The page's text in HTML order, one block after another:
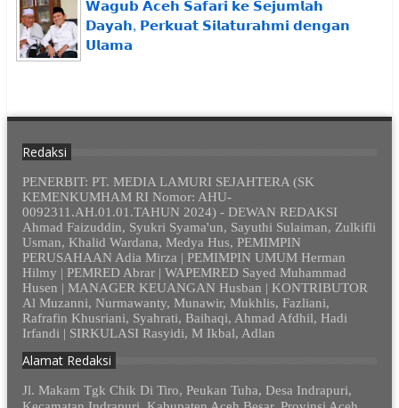
𝗪𝗮𝗴𝘂𝗯 𝗔𝗰𝗲𝗵 𝗦𝗮𝗳𝗮𝗿𝗶 𝗸𝗲 𝗦𝗲𝗷𝘂𝗺𝗹𝗮𝗵
𝗗𝗮𝘆𝗮𝗵, 𝗣𝗲𝗿𝗸𝘂𝗮𝘁 𝗦𝗶𝗹𝗮𝘁𝘂𝗿𝗮𝗵𝗺𝗶 𝗱𝗲𝗻𝗴𝗮𝗻
𝗨𝗹𝗮𝗺𝗮
Redaksi
PENERBIT: PT. MEDIA LAMURI SEJAHTERA (SK
KEMENKUMHAM RI Nomor: AHU-
0092311.AH.01.01.TAHUN 2024) - DEWAN REDAKSI
Ahmad Faizuddin, Syukri Syama'un, Sayuthi Sulaiman, Zulkifli
Usman, Khalid Wardana, Medya Hus, PEMIMPIN
PERUSAHAAN Adia Mirza | PEMIMPIN UMUM Herman
Hilmy | PEMRED Abrar | WAPEMRED Sayed Muhammad
Husen | MANAGER KEUANGAN Husban | KONTRIBUTOR
Al Muzanni, Nurmawanty, Munawir, Mukhlis, Fazliani,
Rafrafin Khusriani, Syahrati, Baihaqi, Ahmad Afdhil, Hadi
Irfandi | SIRKULASI Rasyidi, M Ikbal, Adlan
Alamat Redaksi
Jl. Makam Tgk Chik Di Tiro, Peukan Tuha, Desa Indrapuri,